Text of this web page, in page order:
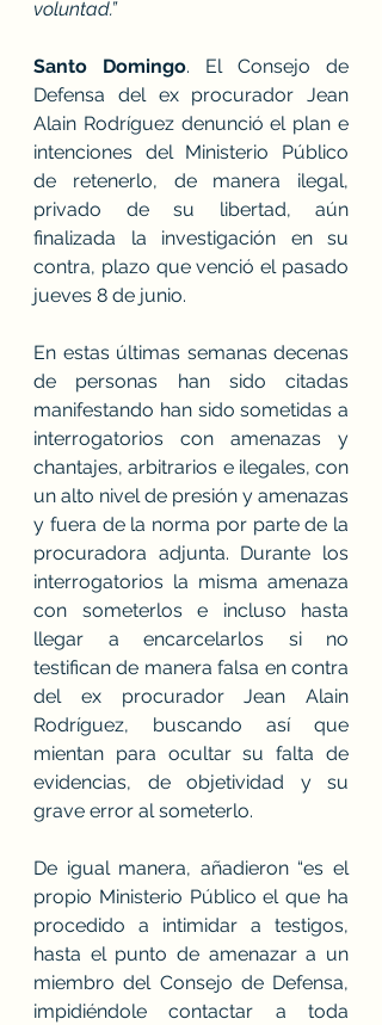
voluntad.”
Santo Domingo. El Consejo de
Defensa del ex procurador Jean
Alain Rodríguez denunció el plan e
intenciones del Ministerio Público
de retenerlo, de manera ilegal,
privado de su libertad, aún
finalizada la investigación en su
contra, plazo que venció el pasado
jueves 8 de junio.
En estas últimas semanas decenas
de personas han sido citadas
manifestando han sido sometidas a
interrogatorios con amenazas y
chantajes, arbitrarios e ilegales, con
un alto nivel de presión y amenazas
y fuera de la norma por parte de la
procuradora adjunta. Durante los
interrogatorios la misma amenaza
con someterlos e incluso hasta
llegar a encarcelarlos si no
testifican de manera falsa en contra
del ex procurador Jean Alain
Rodríguez, buscando así que
mientan para ocultar su falta de
evidencias, de objetividad y su
grave error al someterlo.
De igual manera, añadieron “es el
propio Ministerio Público el que ha
procedido a intimidar a testigos,
hasta el punto de amenazar a un
miembro del Consejo de Defensa,
impidiéndole contactar a toda